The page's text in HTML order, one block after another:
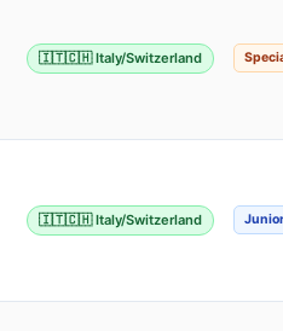
🇮🇹🇨🇭 Italy/Switzerland
🇮🇹🇨🇭 Italy/Switzerland Junior